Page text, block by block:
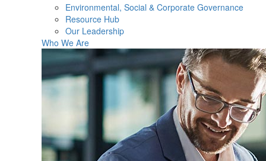
Environmental, Social & Corporate Governance
Resource Hub
Our Leadership
Who We Are